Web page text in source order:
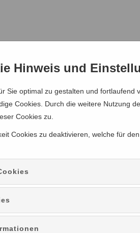
Hinweis und
Sie optimal zu gestalten und fortlaufend
Cookies. Durch die weitere Nutzung
Cookies zu.
Cookies zu deaktivieren, welche für